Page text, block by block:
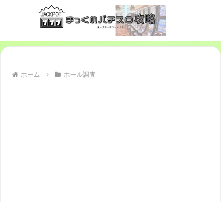
ホーム ホール調査